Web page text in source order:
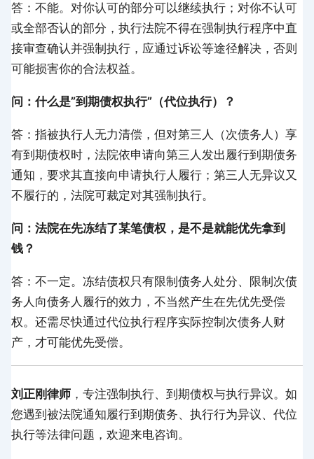
答：不能。对你认可的部分可以继续执行；对你不认可
或全部否认的部分，执行法院不得在强制执行程序中直
接审查确认并强制执行，应通过诉讼等途径解决，否则
可能损害你的合法权益。
问：什么是”到期债权执行”（代位执行）？
答：指被执行人无力清偿，但对第三人（次债务人）享
有到期债权时，法院依申请向第三人发出履行到期债务
通知，要求其直接向申请执行人履行；第三人无异议又
不履行的，法院可裁定对其强制执行。
问：法院在先冻结了某笔债权，是不是就能优先拿到
钱？
答：不一定。冻结债权只有限制债务人处分、限制次债
务人向债务人履行的效力，不当然产生在先优先受偿
权。还需尽快通过代位执行程序实际控制次债务人财
产，才可能优先受偿。
刘正刚律师 ，专注强制执行、到期债权与执行异议。如
您遇到被法院通知履行到期债务、执行行为异议、代位
执行等法律问题，欢迎来电咨询。